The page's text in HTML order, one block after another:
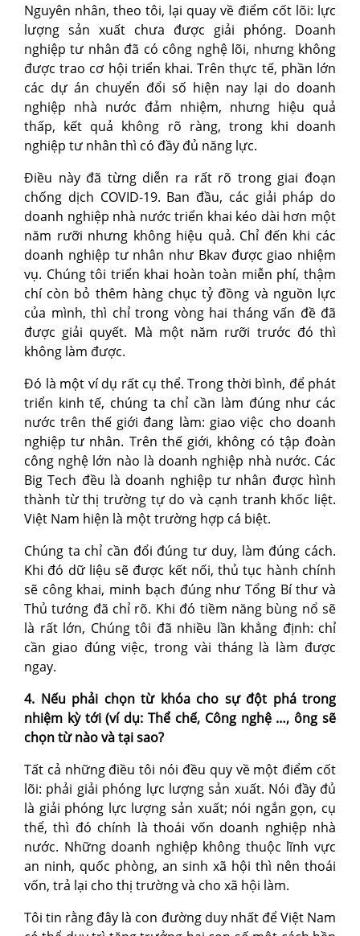
Nguyên nhân, theo tôi, lại quay về điểm cốt lõi: lực
lượng sản xuất chưa được giải phóng. Doanh
nghiệp tư nhân đã có công nghệ lõi, nhưng không
được trao cơ hội triển khai. Trên thực tế, phần lớn
các dự án chuyển đổi số hiện nay lại do doanh
nghiệp nhà nước đảm nhiệm, nhưng hiệu quả
thấp, kết quả không rõ ràng, trong khi doanh
nghiệp tư nhân thì có đầy đủ năng lực.
Điều này đã từng diễn ra rất rõ trong giai đoạn
chống dịch COVID-19. Ban đầu, các giải pháp do
doanh nghiệp nhà nước triển khai kéo dài hơn một
năm rưỡi nhưng không hiệu quả. Chỉ đến khi các
doanh nghiệp tư nhân như Bkav được giao nhiệm
vụ. Chúng tôi triển khai hoàn toàn miễn phí, thậm
chí còn bỏ thêm hàng chục tỷ đồng và nguồn lực
của mình, thì chỉ trong vòng hai tháng vấn đề đã
được giải quyết. Mà một năm rưỡi trước đó thì
không làm được.
Đó là một ví dụ rất cụ thể. Trong thời bình, để phát
triển kinh tế, chúng ta chỉ cần làm đúng như các
nước trên thế giới đang làm: giao việc cho doanh
nghiệp tư nhân. Trên thế giới, không có tập đoàn
công nghệ lớn nào là doanh nghiệp nhà nước. Các
Big Tech đều là doanh nghiệp tư nhân được hình
thành từ thị trường tự do và cạnh tranh khốc liệt.
Việt Nam hiện là một trường hợp cá biệt.
Chúng ta chỉ cần đổi đúng tư duy, làm đúng cách.
Khi đó dữ liệu sẽ được kết nối, thủ tục hành chính
sẽ công khai, minh bạch đúng như Tổng Bí thư và
Thủ tướng đã chỉ rõ. Khi đó tiềm năng bùng nổ sẽ
là rất lớn, Chúng tôi đã nhiều lần khẳng định: chỉ
cần giao đúng việc, trong vài tháng là làm được
ngay.
4. Nếu phải chọn từ khóa cho sự đột phá trong
nhiệm kỳ tới (ví dụ: Thể chế, Công nghệ …, ông sẽ
chọn từ nào và tại sao?
Tất cả những điều tôi nói đều quy về một điểm cốt
lõi: phải giải phóng lực lượng sản xuất. Nói đầy đủ
là giải phóng lực lượng sản xuất; nói ngắn gọn, cụ
thể, thì đó chính là thoái vốn doanh nghiệp nhà
nước. Những doanh nghiệp không thuộc lĩnh vực
an ninh, quốc phòng, an sinh xã hội thì nên thoái
vốn, trả lại cho thị trường và cho xã hội làm.
Tôi tin rằng đây là con đường duy nhất để Việt Nam